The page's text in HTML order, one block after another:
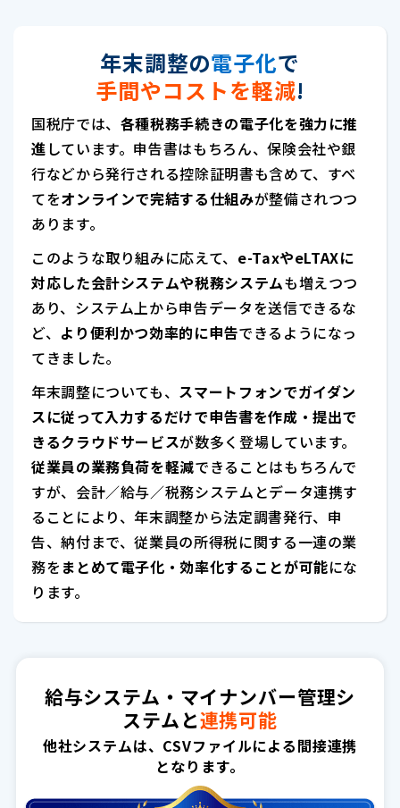
年末調整の電子化で
手間やコストを軽減!
国税庁では、 各種税務手続きの電子化を強力に推
進 しています。申告書はもちろん、保険会社や銀
行などから発行される控除証明書も含めて、すべ
てをオンラインで完結する仕組みが整備されつつ
あります。
このような取り組みに応えて、 e-TaxやeLTAXに
対応した会計システムや税務システムも増えつつ
あり、システム上から申告データを送信できるな
ど、 より便利かつ効率的に申告できるようになっ
てきました。
年末調整についても、 スマートフォンでガイダン
スに従って入力するだけで申告書を作成・提出で
きるクラウドサービスが数多く登場しています。
従業員の業務負荷を軽減できることはもちろんで
すが、会計／給与／税務システムとデータ連携す
ることにより、年末調整から法定調書発行、申
告、納付まで、従業員の所得税に関する一連の業
務を まとめて電子化・効率化することが可能にな
ります。
給与システム・マイナンバー管理シ
ステムと連携可能
他社システムは、CSVファイルによる間接連携
となります。